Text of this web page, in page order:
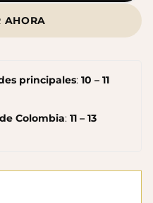
AHORA
principales: 10 – 11
Colombia: 11 – 13